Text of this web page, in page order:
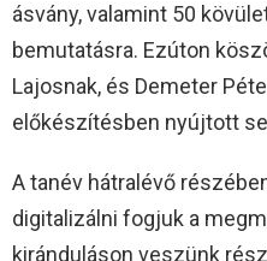
ásvány, valamint 50
bemutatásra. Ezúton
Lajosnak, és Demeter
előkészítésben nyújtott
A tanév hátralévő
digitalizálni fogjuk a
kiránduláson veszünk